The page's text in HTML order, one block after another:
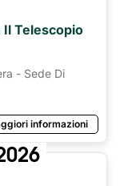
Il Telescopio
- Sede Di
informazioni